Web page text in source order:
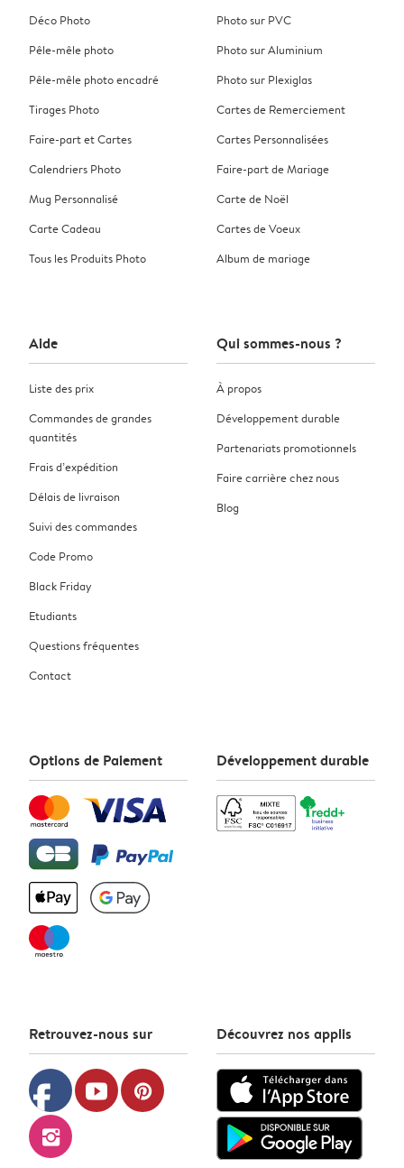
Déco Photo
Pêle-mêle photo
Pêle-mêle photo encadré
Tirages Photo
Faire-part et Cartes
Calendriers Photo
Mug Personnalisé
Carte Cadeau
Tous les Produits Photo
Photo sur PVC
Photo sur Aluminium
Photo sur Plexiglas
Cartes de Remerciement
Cartes Personnalisées
Faire-part de Mariage
Carte de Noël
Cartes de Voeux
Album de mariage
Aide
Liste des prix
Commandes de grandes
quantités
Frais d’expédition
Délais de livraison
Suivi des commandes
Code Promo
Black Friday
Etudiants
Questions fréquentes
Contact
Qui sommes-nous ?
À propos
Développement durable
Partenariats promotionnels
Faire carrière chez nous
Blog
Options de Paiement Développement durable
Retrouvez-nous sur
facebook youtube pinterest
instagram
Découvrez nos applis